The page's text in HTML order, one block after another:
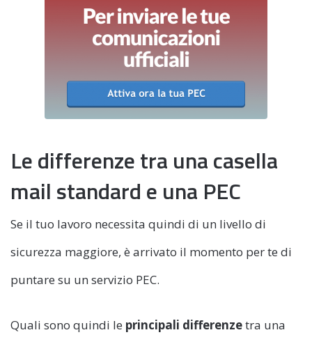
Le differenze tra una casella
mail standard e una PEC
Se il tuo lavoro necessita quindi di un livello di
sicurezza maggiore, è arrivato il momento per te di
puntare su un servizio PEC.
Quali sono quindi le principali differenzetra una